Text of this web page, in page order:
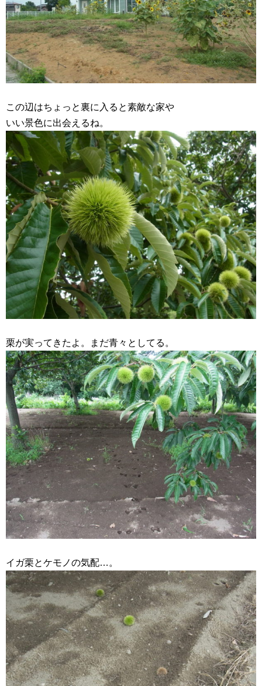
この辺はちょっと裏に入ると素敵な家や
いい景色に出会えるね。
栗が実ってきたよ。まだ青々としてる。
イガ栗とケモノの気配…。